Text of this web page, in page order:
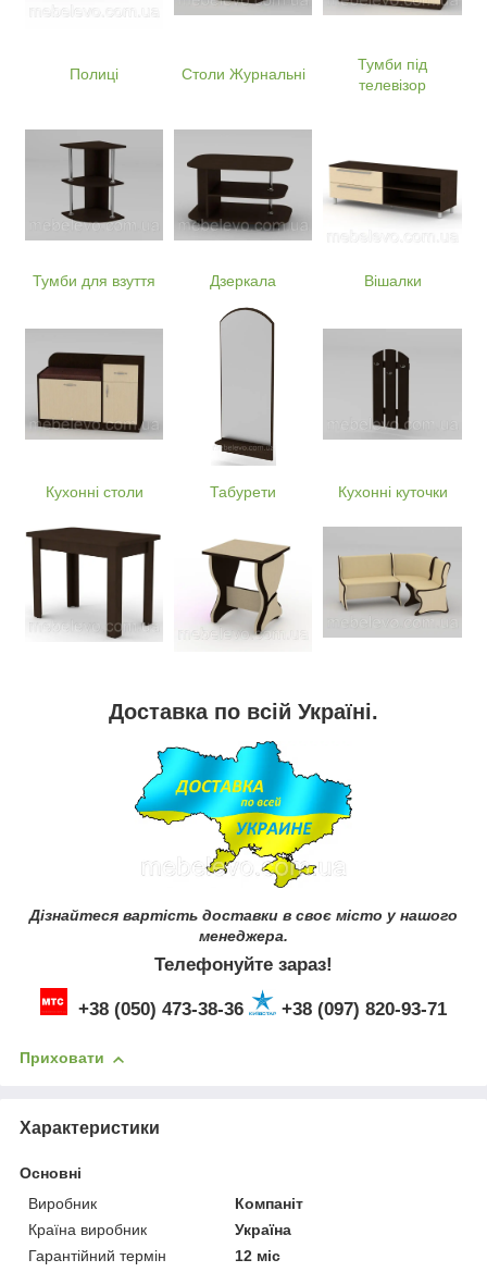
Полиці Столи Журнальні
Тумби під
телевізор
Тумби для взуття Дзеркала Вішалки
Кухонні столи Табурети Кухонні куточки
Доставка по всій Україні.
Дізнайтеся вартість доставки в своє місто у нашого
менеджера.
Телефонуйте зараз!
+38 (050) 473-38-36 +38 (097) 820-93-71
Приховати
Характеристики
Основні
Виробник
Компаніт
Країна виробник
Україна
Гарантійний термін
12 міс